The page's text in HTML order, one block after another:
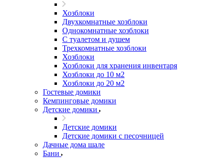
Хозблоки
Двухкомнатные хозблоки
Однокомнатные хозблоки
С туалетом и душем
Трехкомнатные хозблоки
Хозблоки
Хозблоки для хранения инвентаря
Хозблоки до 10 м2
Хозблоки до 20 м2
Гостевые домики
Кемпинговые домики
Детские домики
Детские домики
Детские домики с песочницей
Дачные дома шале
Бани